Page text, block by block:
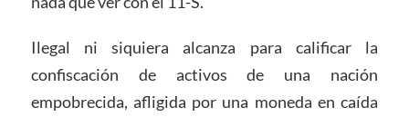
Ilegal ni siquiera alcanza para calificar la
confiscación de activos de una nación
empobrecida, afligida por una moneda en caída